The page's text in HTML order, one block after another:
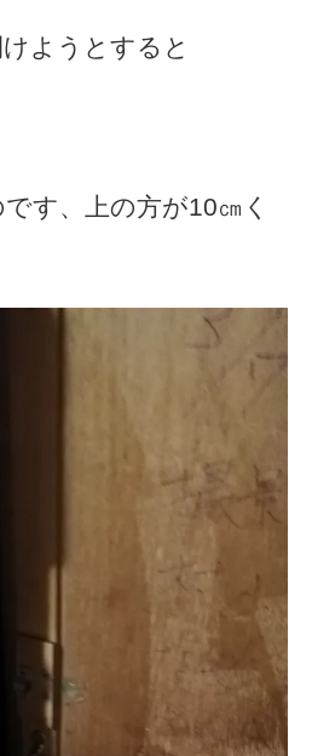
ようとすると
す、上の方が10㎝く